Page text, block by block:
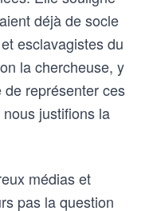
déjà de socle
esclavagistes du
la chercheuse, y
représenter ces
justifions la
médias et
pas la question